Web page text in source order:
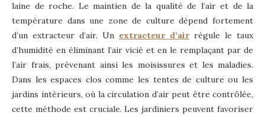
laine de roche. Le maintien de la qualité de l’air et de la
température dans une zone de culture dépend fortement
d’un extracteur d’air. Un extracteur d’airrégule le taux
d’humidité en éliminant l’air vicié et en le remplaçant par de
l’air frais, prévenant ainsi les moisissures et les maladies.
Dans les espaces clos comme les tentes de culture ou les
jardins intérieurs, où la circulation d’air peut être contrôlée,
cette méthode est cruciale. Les jardiniers peuvent favoriser